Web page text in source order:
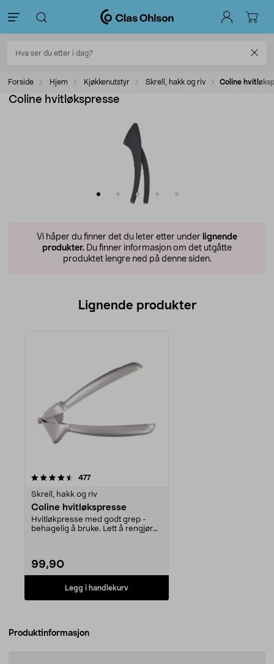
Forside Hjem Kjøkkenutstyr Skrell, hakk og riv Coline
Coline hvitløkspresse
Vi håper du finner det du leter etter under lignende
produkter. Du finner informasjon om det utgåtte
produktet lengre ned på denne siden.
Lignende produkter
477anmeldelser
Skrell, hakk og riv
Coline hvitløkspresse
Hvitløkpresse med godt grep -
behagelig å bruke. Lett å rengjøre
99,90
Legg i handlekurv
Produktinformasjon